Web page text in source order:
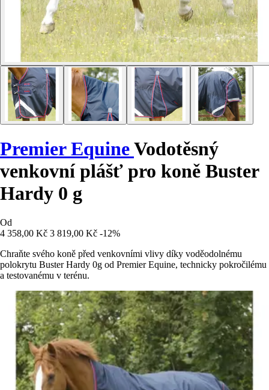
Premier EquineVodotěsný
venkovní plášť pro koně Buster
Hardy 0 g
Od
4 358,00 Kč 3 819,00 Kč -12%
Chraňte svého koně před venkovními vlivy díky voděodolnému
polokrytu Buster Hardy 0g od Premier Equine, technicky pokročilému
a testovanému v terénu.